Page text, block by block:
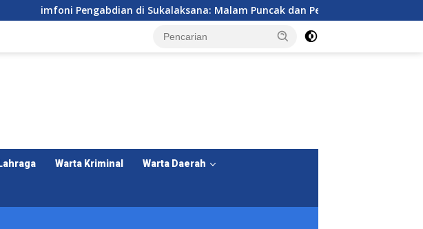
di Sukalaksana: Malam Puncak dan Perpisahan KKM Kelompok 7 Universitas
Warta Kriminal Warta Daerah